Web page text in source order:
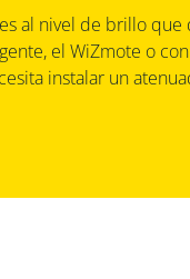
al nivel de brillo que
el WiZmote o
instalar un